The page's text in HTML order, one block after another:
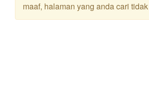
maaf, halaman yang anda cari